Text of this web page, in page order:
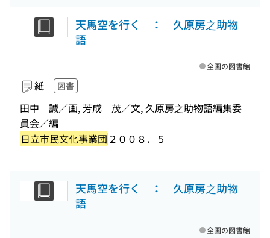
天馬空を行く ： 久原房之助物
語
紙 図書
田中 誠／画, 芳成 茂／文, 久原房之助物語編集委
員会／編
日立市民文化事業団 ２００８．５
全国の図書館
天馬空を行く ： 久原房之助物
語
全国の図書館